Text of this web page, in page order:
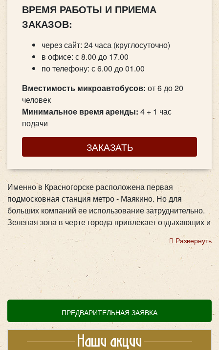
ПРЕДВАРИТЕЛЬНАЯ ЗАЯВКА
Наши акции
ВРЕМЯ РАБОТЫ И ПРИЕМА
ЗАКАЗОВ:
через сайт: 24 часа (круглосуточно)
в офисе: с 8.00 до 17.00
по телефону: с 6.00 до 01.00
Вместимость микроавтобусов: от 6 до 20
человек
Минимальное время аренды: 4 + 1 час
подачи
ЗАКАЗАТЬ
Именно в Красногорске расположена первая
подмосковная станция метро - Маякино. Но для
больших компаний ее использование затруднительно.
Зеленая зона в черте города привлекает отдыхающих и
любителей пеших прогулок. Мы предлагаем вам заказ
автобуса в Красногорск для доставки пассажиров на
любые мероприятия. В компании «Повозкин» можно
заказать транспорт в комплектации эконом или люкс.
King Long XMQ6129 (53 места)
Развернуть